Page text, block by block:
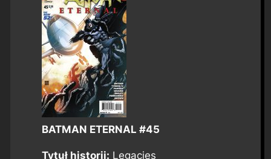
BATMAN ETERNAL #45
Tytuł historii: Legacies